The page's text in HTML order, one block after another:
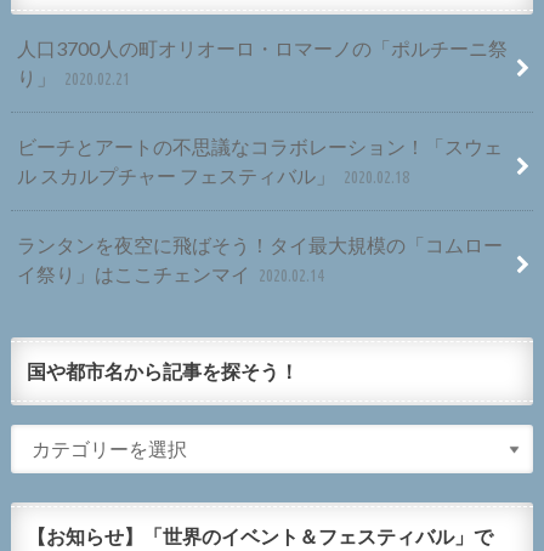
人口3700人の町オリオーロ・ロマーノの「ポルチーニ祭
り」
2020.02.21
ビーチとアートの不思議なコラボレーション！「スウェ
ル スカルプチャー フェスティバル」
2020.02.18
ランタンを夜空に飛ばそう！タイ最大規模の「コムロー
イ祭り」はここチェンマイ
2020.02.14
国や都市名から記事を探そう！
【お知らせ】「世界のイベント＆フェスティバル」で